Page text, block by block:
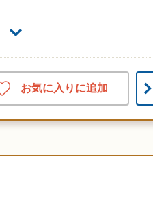
お気に入りに追加